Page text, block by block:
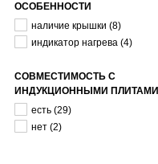
ОСОБЕННОСТИ
наличие крышки (8)
индикатор нагрева (4)
СОВМЕСТИМОСТЬ С
ИНДУКЦИОННЫМИ ПЛИТАМИ
есть (29)
нет (2)